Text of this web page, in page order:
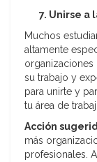
7. Unirse a
Muchos
altamente
organizaciones
su trabajo y
para unirte y
tu área de
Acción
más
profesionales.